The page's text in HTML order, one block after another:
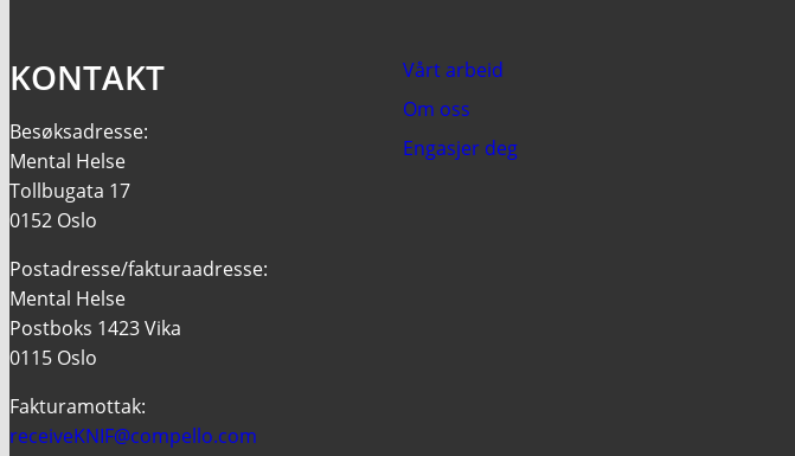
KONTAKT
Besøksadresse:
Mental Helse
Tollbugata 17
0152 Oslo
Postadresse/fakturaadresse:
Mental Helse
Postboks 1423 Vika
0115 Oslo
Fakturamottak:
receiveKNIF@compello.com
Vårt arbeid
Om oss
Engasjer deg